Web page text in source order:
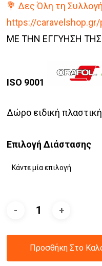
💐 Δες Όλη τη
https://
ΜΕ ΤΗΝ ΕΓΓΥΗΣΗ ΤΗΣ
ISO 9001
Δώρο ειδική
Επιλογή Διάστασης
Προσθήκη Στο